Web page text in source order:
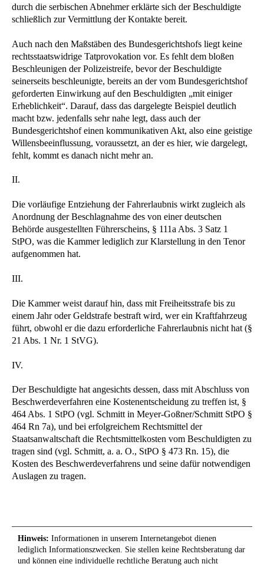
durch die serbischen Abnehmer erklärte sich der Beschuldigte
schließlich zur Vermittlung der Kontakte bereit.
Auch nach den Maßstäben des Bundesgerichtshofs liegt keine
rechtsstaatswidrige Tatprovokation vor. Es fehlt dem bloßen
Beschleunigen der Polizeistreife, bevor der Beschuldigte
seinerseits beschleunigte, bereits an der vom Bundesgerichtshof
geforderten Einwirkung auf den Beschuldigten „mit einiger
Erheblichkeit“. Darauf, dass das dargelegte Beispiel deutlich
macht bzw. jedenfalls sehr nahe legt, dass auch der
Bundesgerichtshof einen kommunikativen Akt, also eine geistige
Willensbeeinflussung, voraussetzt, an der es hier, wie dargelegt,
fehlt, kommt es danach nicht mehr an.
II.
Die vorläufige Entziehung der Fahrerlaubnis wirkt zugleich als
Anordnung der Beschlagnahme des von einer deutschen
Behörde ausgestellten Führerscheins, § 111a Abs. 3 Satz 1
StPO, was die Kammer lediglich zur Klarstellung in den Tenor
aufgenommen hat.
III.
Die Kammer weist darauf hin, dass mit Freiheitsstrafe bis zu
einem Jahr oder Geldstrafe bestraft wird, wer ein Kraftfahrzeug
führt, obwohl er die dazu erforderliche Fahrerlaubnis nicht hat (§
21 Abs. 1 Nr. 1 StVG).
IV.
Der Beschuldigte hat angesichts dessen, dass mit Abschluss von
Beschwerdeverfahren eine Kostenentscheidung zu treffen ist, §
464 Abs. 1 StPO (vgl. Schmitt in Meyer-Goßner/Schmitt StPO §
464 Rn 7a), und bei erfolgreichem Rechtsmittel der
Staatsanwaltschaft die Rechtsmittelkosten vom Beschuldigten zu
tragen sind (vgl. Schmitt, a. a. O., StPO § 473 Rn. 15), die
Kosten des Beschwerdeverfahrens und seine dafür notwendigen
Auslagen zu tragen.
Hinweis: Informationen in unserem Internetangebot dienen
lediglich Informationszwecken. Sie stellen keine Rechtsberatung dar
und können eine individuelle rechtliche Beratung auch nicht